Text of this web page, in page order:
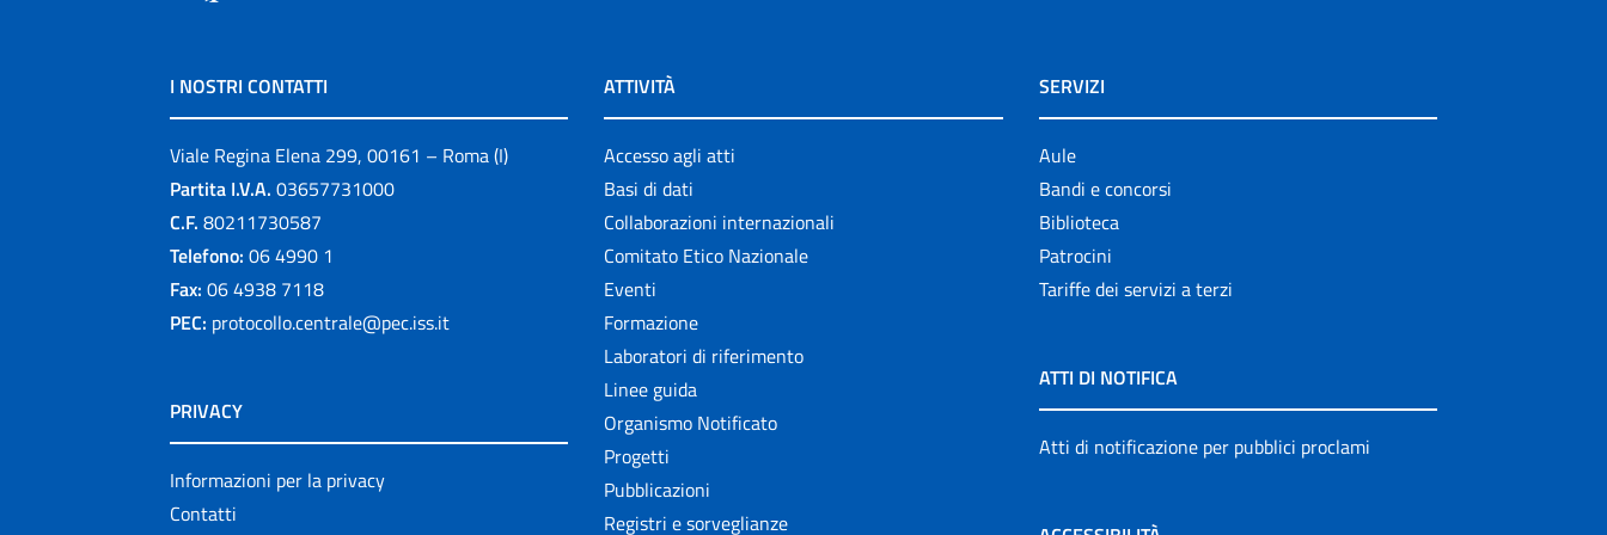
I NOSTRI CONTATTI
Viale Regina Elena 299, 00161 – Roma (I)
Partita I.V.A. 03657731000
C.F. 80211730587
Telefono: 06 4990 1
Fax: 06 4938 7118
PEC: protocollo.centrale@pec.iss.it
PRIVACY
Informazioni per la privacy
Contatti
ATTIVITÀ
Accesso agli atti
Basi di dati
Collaborazioni internazionali
Comitato Etico Nazionale
Eventi
Formazione
Laboratori di riferimento
Linee guida
Organismo Notificato
Progetti
Pubblicazioni
Registri e sorveglianze
SERVIZI
Aule
Bandi e concorsi
Biblioteca
Patrocini
Tariffe dei servizi a terzi
ATTI DI NOTIFICA
Atti di notificazione per pubblici proclami